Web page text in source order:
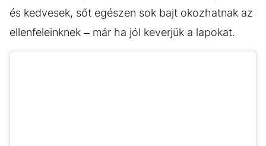
és kedvesek, sőt egészen sok bajt okozhatnak az
ellenfeleinknek – már ha jól keverjük a lapokat.